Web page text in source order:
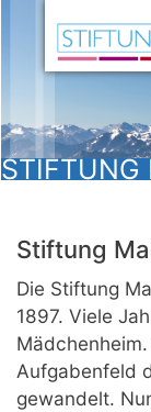
STIFTUNG
Stiftung
Die Stiftung
1897. Viele
Aufgabenfeld
gewandelt.